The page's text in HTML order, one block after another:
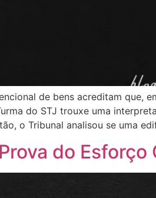
de bens acreditam que,
do STJ trouxe uma
o Tribunal analisou se uma
do Esforço